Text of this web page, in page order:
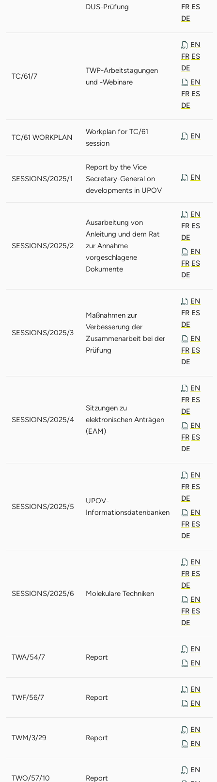
DUS-Prüfung
FR ES
DE
TC/61/7
TWP-Arbeitstagungen
und -Webinare
EN
FR ES
DE
EN
FR ES
DE
TC/61 WORKPLAN
Workplan for TC/61
session
EN
SESSIONS/2025/1
Report by the Vice
Secretary-General on
developments in UPOV
EN
SESSIONS/2025/2
Ausarbeitung von
Anleitung und dem Rat
zur Annahme
vorgeschlagene
Dokumente
EN
FR ES
DE
EN
FR ES
DE
SESSIONS/2025/3
Maßnahmen zur
Verbesserung der
Zusammenarbeit bei der
Prüfung
EN
FR ES
DE
EN
FR ES
DE
SESSIONS/2025/4
Sitzungen zu
elektronischen Anträgen
(EAM)
EN
FR ES
DE
EN
FR ES
DE
SESSIONS/2025/5
UPOV-
Informationsdatenbanken
EN
FR ES
DE
EN
FR ES
DE
SESSIONS/2025/6 Molekulare Techniken
EN
FR ES
DE
EN
FR ES
DE
TWA/54/7 Report
EN
EN
TWF/56/7 Report
EN
EN
TWM/3/29 Report
EN
EN
TWO/57/10 Report
EN